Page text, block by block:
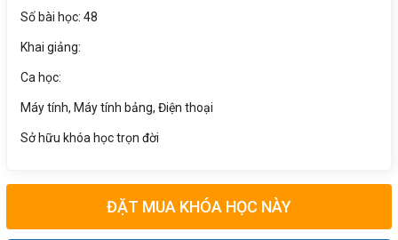
Số bài học: 48
Khai giảng:
Ca học:
Máy tính, Máy tính bảng, Điện thoại
Sở hữu khóa học trọn đời
ĐẶT MUA KHÓA HỌC NÀY